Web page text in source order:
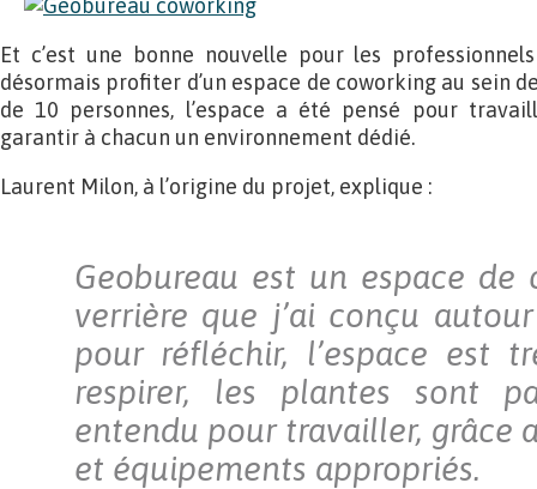
Et c’est une bonne nouvelle pour les
désormais profiter d’un espace de coworking au sein
de 10 personnes, l’espace a été pensé pour
garantir à chacun un environnement dédié.
Laurent Milon, à l’origine du projet, explique :
Geobureau est un espace de
verrière que j’ai conçu
pour réfléchir, l’espace est
respirer, les plantes sont
entendu pour travailler, grâce
et équipements appropriés.